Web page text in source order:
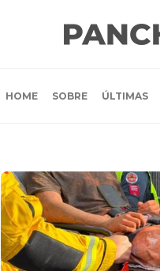
HOME SOBRE ÚLTIMAS